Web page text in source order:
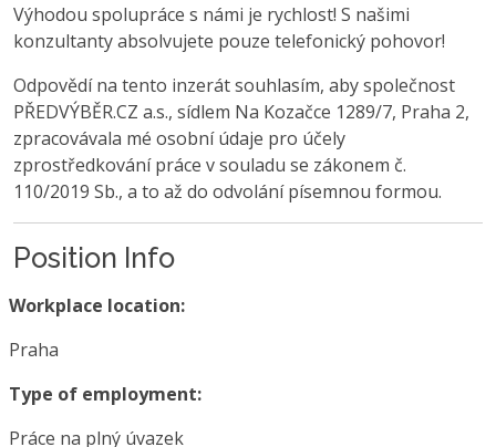
Výhodou spolupráce s námi je rychlost! S našimi
konzultanty absolvujete pouze telefonický pohovor!
Odpovědí na tento inzerát souhlasím, aby společnost
PŘEDVÝBĚR.CZ a.s., sídlem Na Kozačce 1289/7, Praha 2,
zpracovávala mé osobní údaje pro účely
zprostředkování práce v souladu se zákonem č.
110/2019 Sb., a to až do odvolání písemnou formou.
Position Info
Workplace location:
Praha
Type of employment:
Práce na plný úvazek